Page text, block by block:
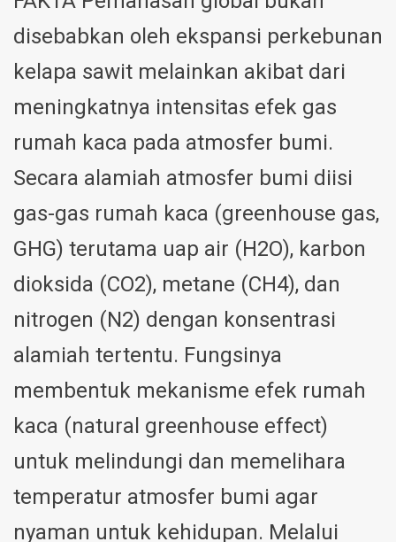
disebabkan oleh ekspansi perkebunan
kelapa sawit melainkan akibat dari
meningkatnya intensitas efek gas
rumah kaca pada atmosfer bumi.
Secara alamiah atmosfer bumi diisi
gas-gas rumah kaca (greenhouse gas,
GHG) terutama uap air (H2O), karbon
dioksida (CO2), metane (CH4), dan
nitrogen (N2) dengan konsentrasi
alamiah tertentu. Fungsinya
membentuk mekanisme efek rumah
kaca (natural greenhouse effect)
untuk melindungi dan memelihara
temperatur atmosfer bumi agar
nyaman untuk kehidupan. Melalui